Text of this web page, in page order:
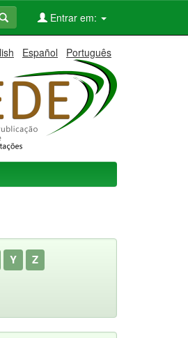
Entrar em:
Español Português
Y Z